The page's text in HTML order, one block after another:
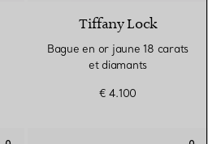
Tiffany Lock
Bague en or jaune 18 carats
et diamants
€ 4.100